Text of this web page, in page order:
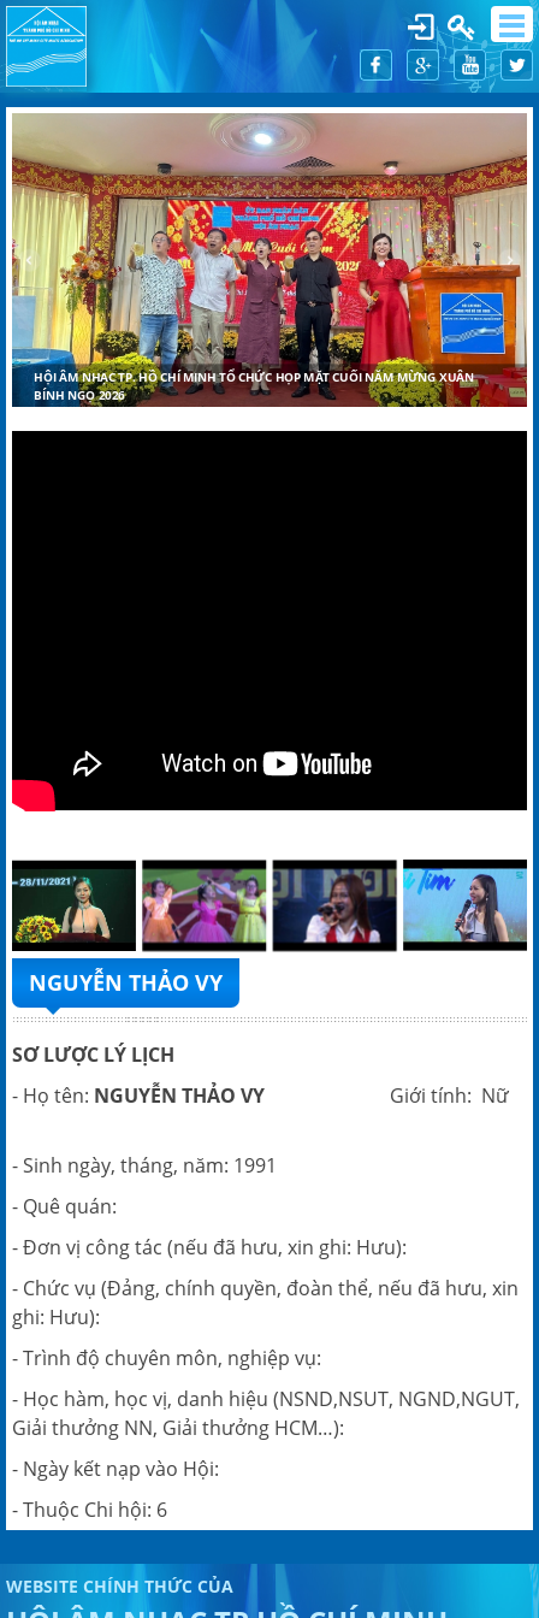
HỘI ÂM NHẠC TP. HỒ CHÍ MINH TỔ CHỨC HỌP MẶT CUỐI NĂM MỪNG XUÂN
BÍNH NGỌ 2026
NGUYỄN THẢO VY
SƠ LƯỢC LÝ LỊCH
- Họ tên: NGUYỄN THẢO VY Giới tính: Nữ
- Sinh ngày, tháng, năm: 1991
- Quê quán:
- Đơn vị công tác (nếu đã hưu, xin ghi: Hưu):
- Chức vụ (Đảng, chính quyền, đoàn thể, nếu đã hưu, xin
ghi: Hưu):
- Trình độ chuyên môn, nghiệp vụ:
- Học hàm, học vị, danh hiệu (NSND,NSUT, NGND,NGUT,
Giải thưởng NN, Giải thưởng HCM…):
- Ngày kết nạp vào Hội:
- Thuộc Chi hội: 6
WEBSITE CHÍNH THỨC CỦA